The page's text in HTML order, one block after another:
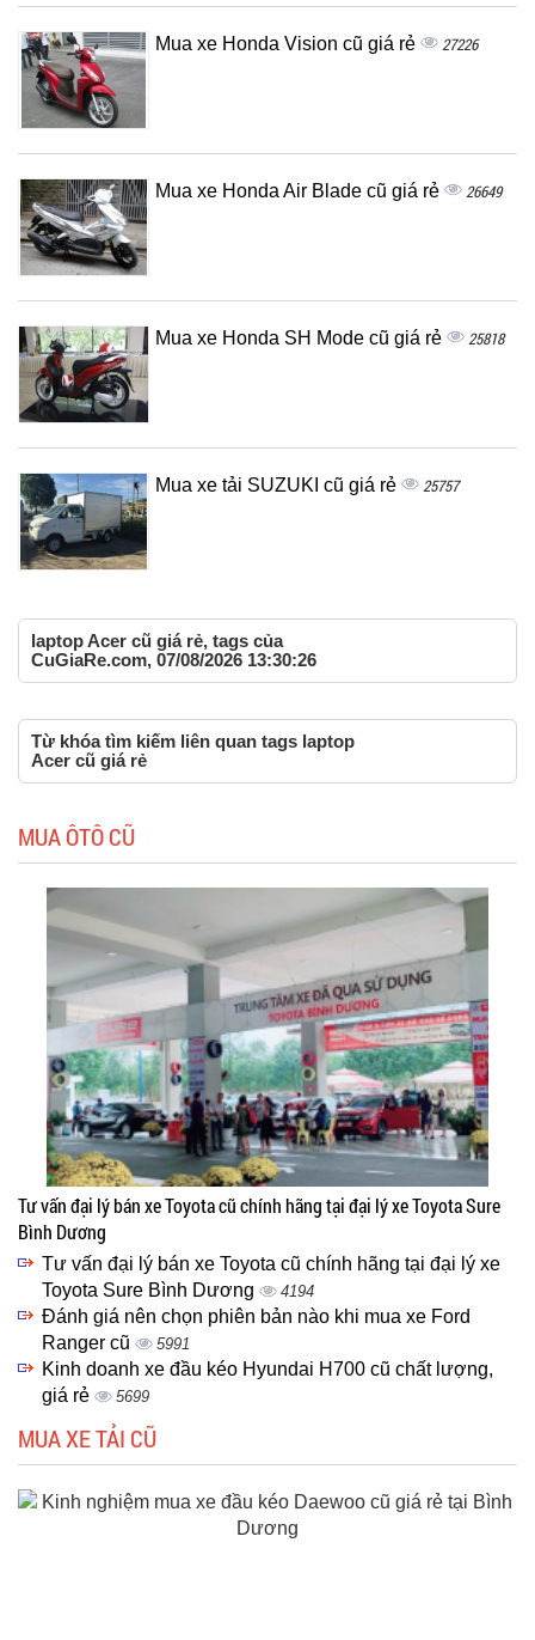
Mua xe Honda Vision cũ giá rẻ 27226
Mua xe Honda Air Blade cũ giá rẻ 26649
Mua xe Honda SH Mode cũ giá rẻ 25818
Mua xe tải SUZUKI cũ giá rẻ 25757
laptop Acer cũ giá rẻ, tags của
CuGiaRe.com, 07/08/2026 13:30:26
Từ khóa tìm kiếm liên quan tags laptop
Acer cũ giá rẻ
MUA ÔTÔ CŨ
Tư vấn đại lý bán xe Toyota cũ chính hãng tại đại lý xe Toyota Sure
Bình Dương
Tư vấn đại lý bán xe Toyota cũ chính hãng tại đại lý xe
Toyota Sure Bình Dương
4194
Đánh giá nên chọn phiên bản nào khi mua xe Ford
Ranger cũ
5991
Kinh doanh xe đầu kéo Hyundai H700 cũ chất lượng,
giá rẻ
5699
MUA XE TẢI CŨ